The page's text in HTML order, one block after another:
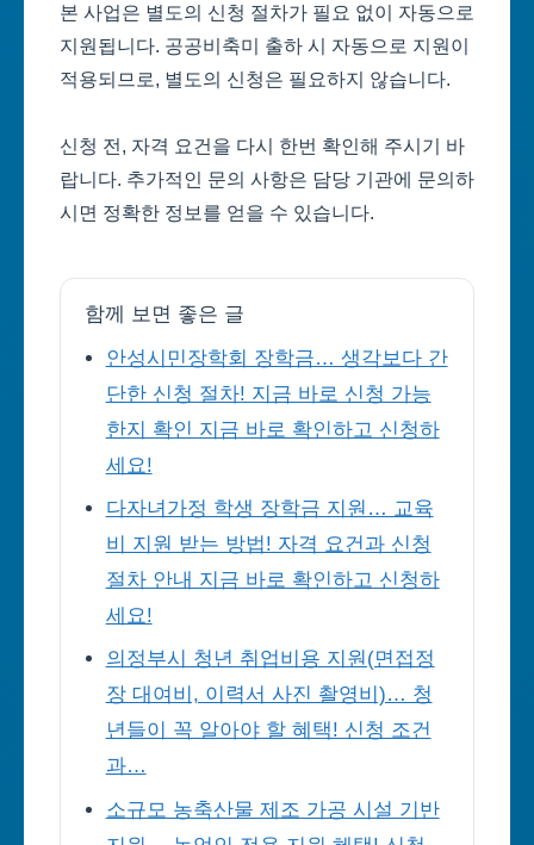
본 사업은 별도의 신청 절차가 필요 없이 자동으로
지원됩니다. 공공비축미 출하 시 자동으로 지원이
적용되므로, 별도의 신청은 필요하지 않습니다.
신청 전, 자격 요건을 다시 한번 확인해 주시기 바
랍니다. 추가적인 문의 사항은 담당 기관에 문의하
시면 정확한 정보를 얻을 수 있습니다.
함께 보면 좋은 글
안성시민장학회 장학금… 생각보다 간
단한 신청 절차! 지금 바로 신청 가능
한지 확인 지금 바로 확인하고 신청하
세요!
다자녀가정 학생 장학금 지원… 교육
비 지원 받는 방법! 자격 요건과 신청
절차 안내 지금 바로 확인하고 신청하
세요!
의정부시 청년 취업비용 지원(면접정
장 대여비, 이력서 사진 촬영비)… 청
년들이 꼭 알아야 할 혜택! 신청 조건
과…
소규모 농축산물 제조 가공 시설 기반